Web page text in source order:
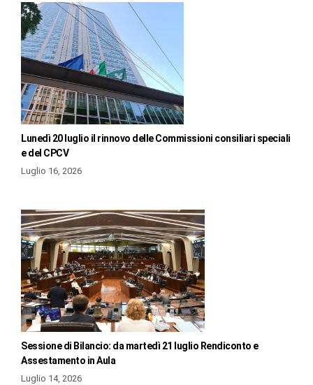
Lunedì 20 luglio il rinnovo delle Commissioni consiliari speciali
e del CPCV
Luglio 16, 2026
Sessione di Bilancio: da martedì 21 luglio Rendiconto e
Assestamento in Aula
Luglio 14, 2026